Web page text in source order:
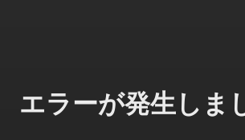
エラーが発生しま